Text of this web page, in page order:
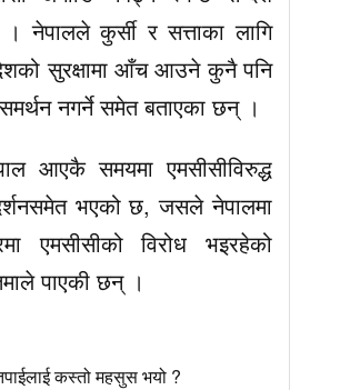
नेपालले कुर्सी र सत्ताका लागि
सुरक्षामा आँच आउने कुनै पनि
नगर्ने समेत बताएका छन् ।
आएकै समयमा एमसीसीविरुद्ध
भएको छ, जसले नेपालमा
एमसीसीको विरोध भइरहेको
पाएकी छन् ।
कस्तो महसुस भयो ?